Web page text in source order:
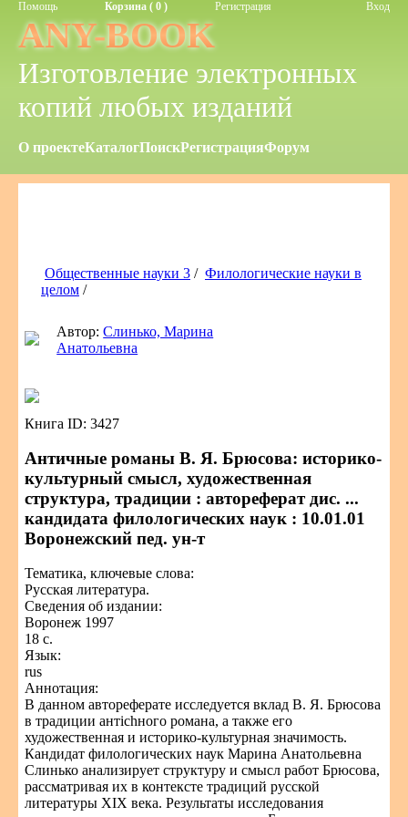
Помощь Корзина ( 0 ) Регистрация Вход
ANY-BOOK
Изготовление электронных
копий любых изданий
О проектеКаталогПоискРегистрацияФорум
Общественные науки 3 / Филологические науки в
целом /
Автор:Слинько, Марина
Анатольевна
Книга ID: 3427
Античные романы В. Я. Брюсова: историко-
культурный смысл, художественная
структура, традиции : автореферат дис. ...
кандидата филологических наук : 10.01.01
Воронежский пед. ун-т
Тематика, ключевые слова:
Русская литература.
Сведения об издании:
Воронеж 1997
18 с.
Язык:
rus
Аннотация:
В данном автореферате исследуется вклад В. Я. Брюсова
в традиции антichного романа, а также его
художественная и историко-культурная значимость.
Кандидат филологических наук Марина Анатольевна
Слинько анализирует структуру и смысл работ Брюсова,
рассматривая их в контексте традиций русской
литературы XIX века. Результаты исследования